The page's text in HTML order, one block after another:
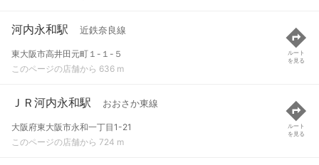
河内永和駅 近鉄奈良線
東大阪市高井田元町１-１-５
このページの店舗から 636 m
ルート
を見る
ＪＲ河内永和駅 おおさか東線
大阪府東大阪市永和一丁目1-21
このページの店舗から 724 m
ルート
を見る